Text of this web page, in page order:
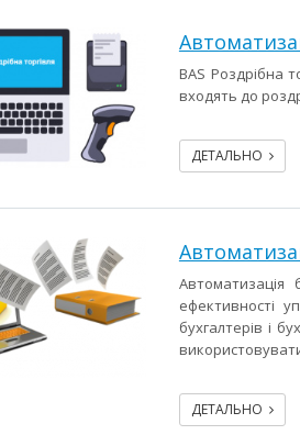
BAS Роздрібна
входять до
ДЕТАЛЬНО
Автоматизація
ефективності
бухгалтерів і
ДЕТАЛЬНО